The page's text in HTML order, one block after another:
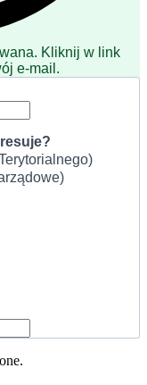
Kliknij w link
e-mail.